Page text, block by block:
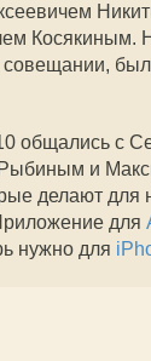
Косякиным.
совещании,
общались с
и
делают для
для
нужно для